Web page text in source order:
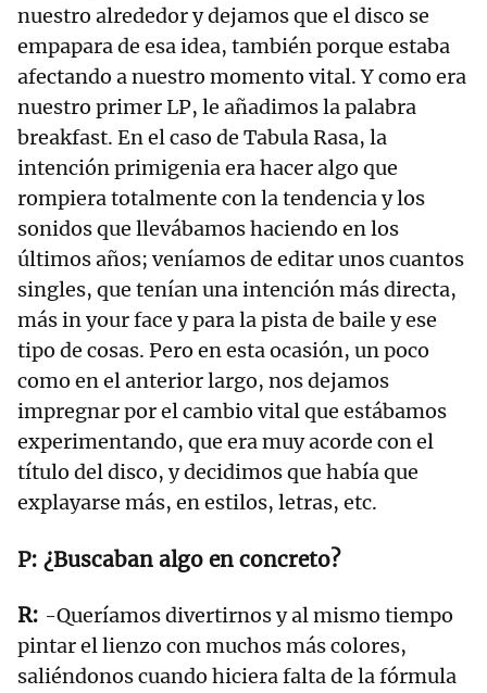
nuestro alrededor y dejamos que el disco se
empapara de esa idea, también porque estaba
afectando a nuestro momento vital. Y como era
nuestro primer LP, le añadimos la palabra
breakfast. En el caso de Tabula Rasa, la
intención primigenia era hacer algo que
rompiera totalmente con la tendencia y los
sonidos que llevábamos haciendo en los
últimos años; veníamos de editar unos cuantos
singles, que tenían una intención más directa,
más in your face y para la pista de baile y ese
tipo de cosas. Pero en esta ocasión, un poco
como en el anterior largo, nos dejamos
impregnar por el cambio vital que estábamos
experimentando, que era muy acorde con el
título del disco, y decidimos que había que
explayarse más, en estilos, letras, etc.
¿Buscaban algo en concreto?
-Queríamos divertirnos y al mismo tiempo
pintar el lienzo con muchos más colores,
saliéndonos cuando hiciera falta de la fórmula